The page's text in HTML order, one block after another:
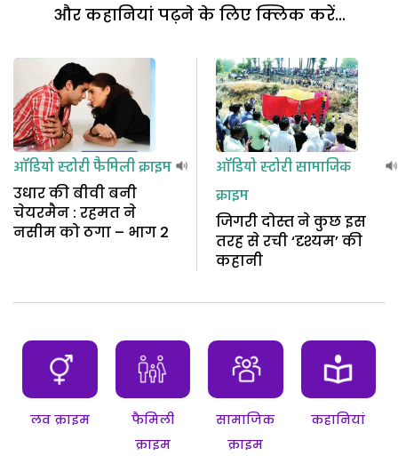
और कहानियां पढ़ने के लिए क्लिक करें...
ऑडियो स्टोरीफैमिली क्राइम
उधार की बीवी बनी
चेयरमैन : रहमत ने
नसीम को ठगा – भाग 2
ऑडियो स्टोरीसामाजिक
क्राइम
जिगरी दोस्त ने कुछ इस
तरह से रची ‘दृश्यम’ की
कहानी
लव क्राइम
फैमिली
क्राइम
सामाजिक
क्राइम
कहानियां